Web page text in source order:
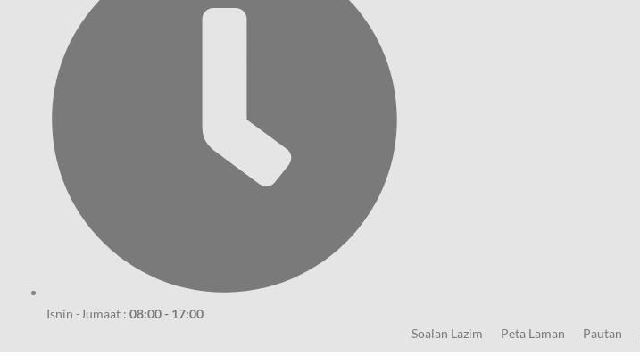
Isnin -Jumaat : 08:00 - 17:00
Soalan Lazim
Peta Laman Pautan